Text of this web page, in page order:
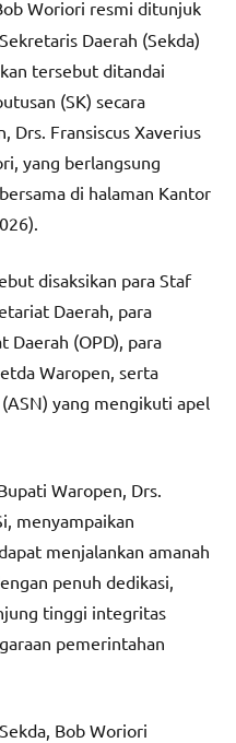
Woriori resmi ditunjuk
Daerah (Sekda)
tersebut ditandai
(SK) secara
Drs. Fransiscus Xaverius
yang berlangsung
di halaman Kantor
disaksikan para Staf
Daerah, para
Daerah (OPD), para
Waropen, serta
yang mengikuti apel
Waropen, Drs.
menyampaikan
menjalankan amanah
penuh dedikasi,
tinggi integritas
pemerintahan
Bob Woriori